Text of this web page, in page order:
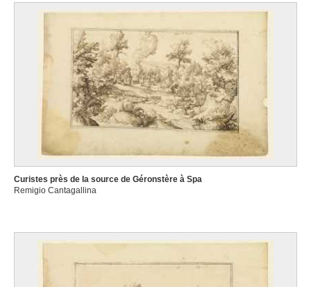
Curistes près de la source de Géronstère à Spa
Remigio Cantagallina